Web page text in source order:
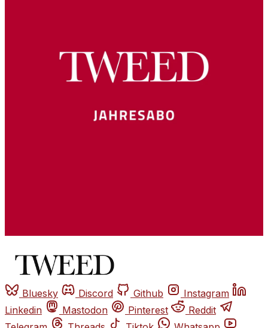
Bluesky Discord Github
Instagram
Linkedin
Mastodon Pinterest
Reddit